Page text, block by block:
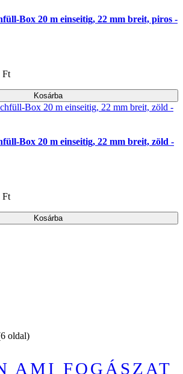
Box 20 m einseitig, 22 mm breit, piros -
Ft
Kosárba
Box 20 m einseitig, 22 mm breit, zöld -
Ft
Kosárba
oldal)
AMI FOGÁSZAT